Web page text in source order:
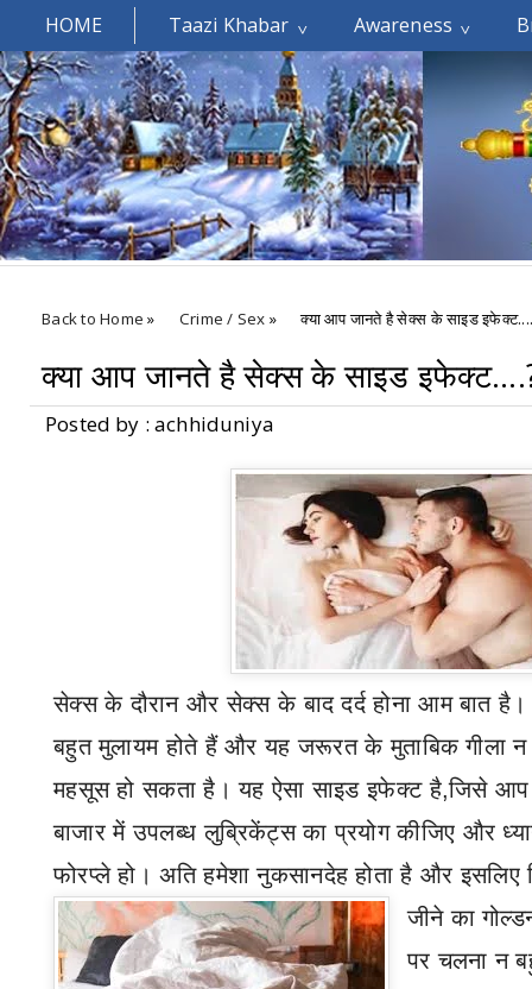
HOME Taazi Khabar Awareness
Welcomes You.....
Back to Home » Crime / Sex » क्या आप जानते है सेक्स के साइड
क्या आप जानते है सेक्स के साइड
Posted by : achhiduniya
सेक्स के दौरान और सेक्स के बाद दर्द होना आम बात है।
बहुत मुलायम होते हैं और यह जरूरत के मुताबिक गीला न
महसूस हो सकता है। यह ऐसा साइड इफेक्ट है,जिसे
बाजार में उपलब्ध लुब्रिकेंट्स का प्रयोग कीजिए और
फोरप्ले हो। अति हमेशा नुकसानदेह होता है और इसलिए
जीने का
पर चलना न